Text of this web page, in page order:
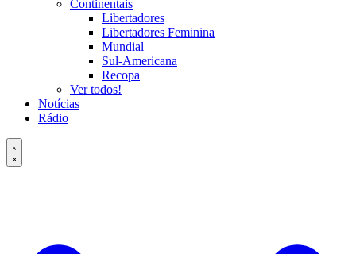
Continentais
Libertadores
Libertadores Feminina
Mundial
Sul-Americana
Recopa
Ver todos!
Notícias
Rádio